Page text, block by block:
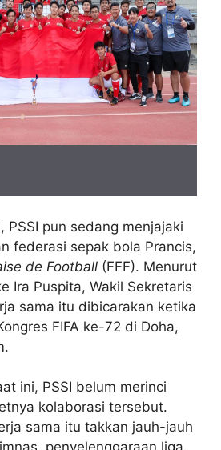
PSSI pun sedang menjajaki
federasi sepak bola Prancis,
de Football (FFF). Menurut
Ira Puspita, Wakil Sekretaris
sama itu dibicarakan ketika
FIFA ke-72 di Doha,
ini, PSSI belum merinci
kolaborasi tersebut.
sama itu takkan jauh-jauh
penyelenggaraan liga,